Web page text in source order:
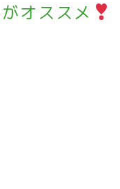
オススメ